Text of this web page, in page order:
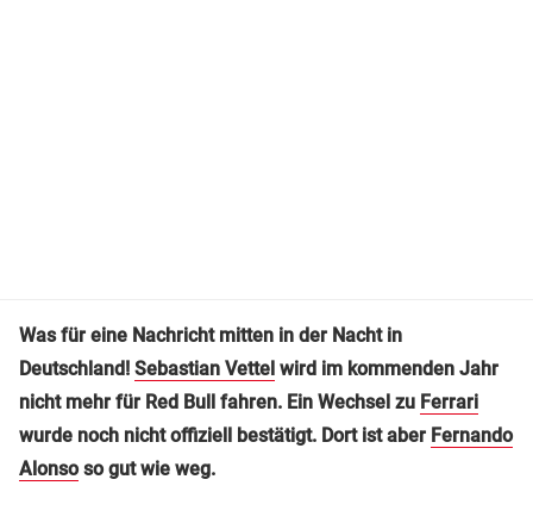
Was für eine Nachricht mitten in der Nacht in
Deutschland! Sebastian Vettel wird im kommenden Jahr
nicht mehr für Red Bull fahren. Ein Wechsel zu Ferrari
wurde noch nicht offiziell bestätigt. Dort ist aber Fernando
Alonso so gut wie weg.